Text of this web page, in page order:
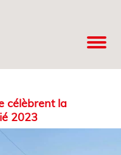
célèbrent la
2023